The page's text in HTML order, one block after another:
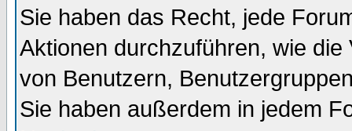
Sie haben das Recht, jede
Aktionen durchzuführen, wie
von Benutzern,
Sie haben außerdem in jedem